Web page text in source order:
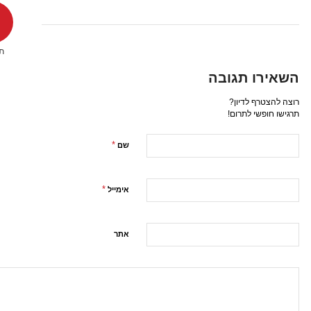
השאירו תגובה
רוצה להצטרף לדיון?
תרגישו חופשי לתרום!
שם *
אימייל *
אתר